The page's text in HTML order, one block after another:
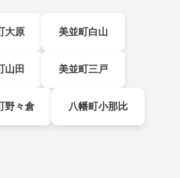
大原 美並町白山
山田 美並町三戸
野々倉 八幡町小那比